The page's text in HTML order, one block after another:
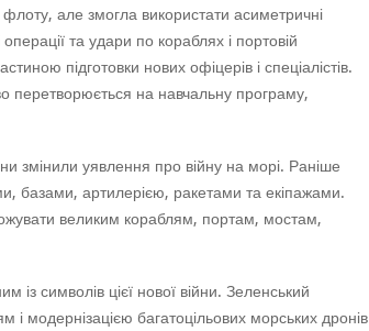
але змогла використати асиметричні
та удари по кораблях і портовій
підготовки нових офіцерів і спеціалістів.
на навчальну програму,
змінили уявлення про війну на морі. Раніше
базами, артилерією, ракетами та екіпажами.
великим кораблям, портам, мостам,
із символів цієї нової війни. Зеленський
модернізацією багатоцільових морських дронів